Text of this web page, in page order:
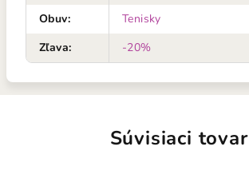
Obuv:
Tenisky
Zľava: -20%
Súvisiaci tovar